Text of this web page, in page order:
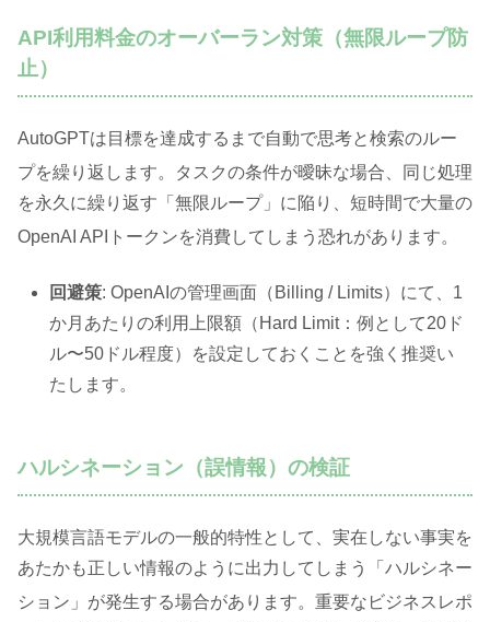
API利用料金のオーバーラン対策（無限ループ防
止）
AutoGPTは目標を達成するまで自動で思考と検索のルー
プを繰り返します。タスクの条件が曖昧な場合、同じ処理
を永久に繰り返す「無限ループ」に陥り、短時間で大量の
OpenAI APIトークンを消費してしまう恐れがあります。
回避策: OpenAIの管理画面（Billing / Limits）にて、1
か月あたりの利用上限額（Hard Limit：例として20ド
ル〜50ドル程度）を設定しておくことを強く推奨い
たします。
ハルシネーション（誤情報）の検証
大規模言語モデルの一般的特性として、実在しない事実を
あたかも正しい情報のように出力してしまう「ハルシネー
ション」が発生する場合があります。重要なビジネスレポ